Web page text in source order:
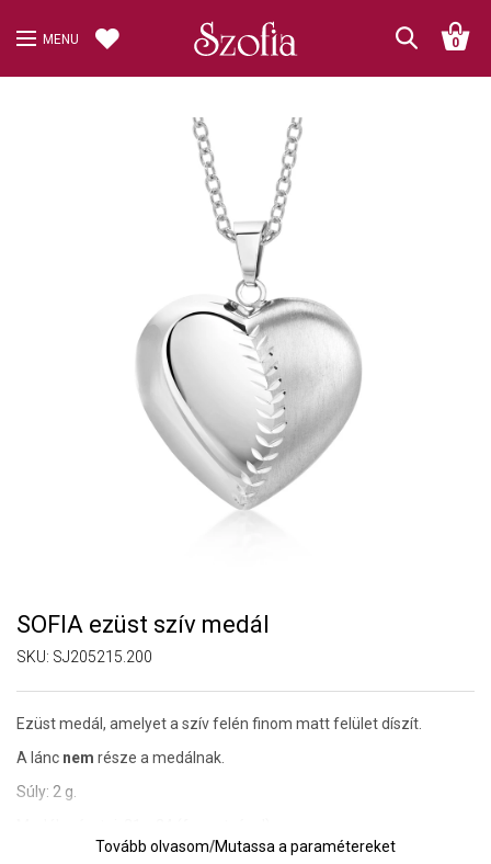
MENU 0
SOFIA ezüst szív medál
SKU: SJ205215.200
Ezüst medál, amelyet a szív felén finom matt felület díszít.
A lánc nem része a medálnak.
Súly: 2 g.
Tovább olvasom/Mutassa a paramétereket